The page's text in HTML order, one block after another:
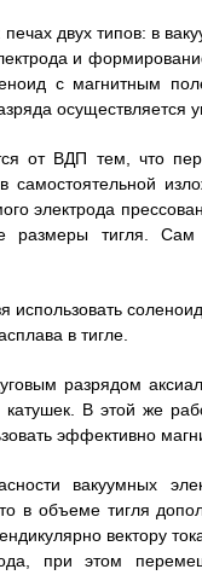
двух типов: в
и
с магнитным
осуществляется
от ВДП тем, что
электрода
тигля. Сам
использовать
в тигле.
разрядом
В этой же
эффективно
вакуумных
в объеме тигля
вектору
при этом